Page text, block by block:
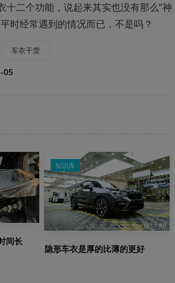
十二个功能，说起来其实也没有那么“神
时经常遇到的情况而已，不是吗？
车衣干货
05
间长
知识库
隐形车衣是厚的比薄的更好